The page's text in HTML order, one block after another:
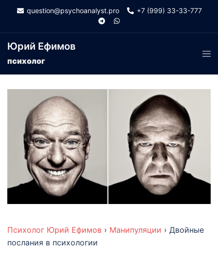
content
question@psychoanalyst.pro +7 (999) 33-33-777
Юрий Ефимов
психолог
Психолог Юрий Ефимов › Манипуляции › Двойные
послания в психологии